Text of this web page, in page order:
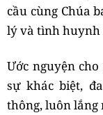
cầu cùng Chúa
lý và tình huynh
Ước nguyện
sự khác biệt,
thông, luôn lắng